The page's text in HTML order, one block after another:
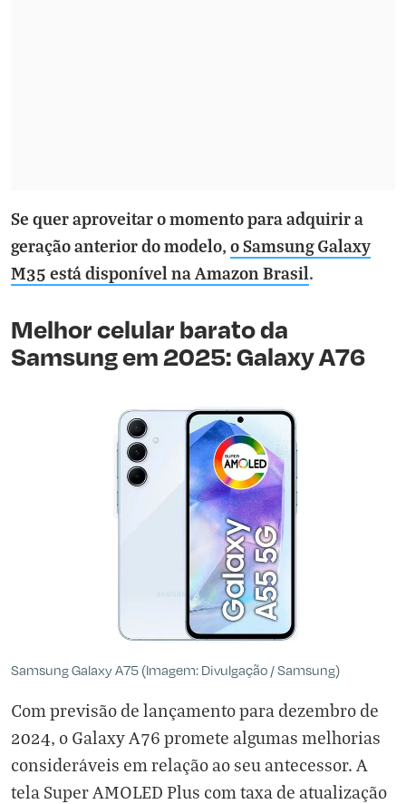
Se quer aproveitar o momento para adquirir a
geração anterior do modelo, o Samsung Galaxy
M35 está disponível na Amazon Brasil.
Melhor celular barato da
Samsung em 2025: Galaxy A76
Samsung Galaxy A75 (Imagem: Divulgação / Samsung)
Com previsão de lançamento para dezembro de
2024, o Galaxy A76 promete algumas melhorias
consideráveis em relação ao seu antecessor. A
tela Super AMOLED Plus com taxa de atualização